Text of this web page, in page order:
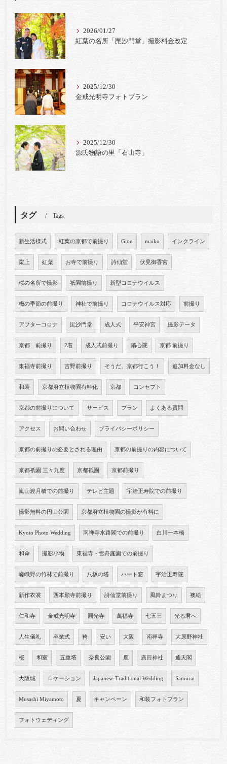
2026/01/27
紅葉の名所「毘沙門堂」撮影料金改定
2025/12/30
金戒光明寺フォトプラン
2025/12/30
源氏物語の里「石山寺」
タグ Tags
新生活様式 紅葉の京都で前撮り Gion maiko インクライン
蹴上 紅葉 お寺で前撮り 詩仙堂 伏見御香宮
桜の名所で撮影 祇園前撮り 新型コロナウイルス
梅の季節の前撮り 神社で前撮り コロナウイルス対応 前撮り
アフターコロナ 毘沙門堂 成人式 平安神宮 撮影データ
京都 前撮り 2着 成人式前撮り 隋心院 京都 前撮り
東福寺前撮り 吉野前撮り そうだ、京都行こう！ 追加料金なし
和装 京都府立植物園有料化 京都 コンセプト
京都の前撮りについて サービス プラン よくある質問
アクセス お問い合わせ プライバシーポリシー
京都の前撮りの必要とされる理由 京都の前撮りの内容について
京都祇園 三々九度 京都祇園 京都前撮り
嵐山渡月橋での前撮り テレビ主題 宇治正寿院での前撮り
撮影無料の円山公園 京都府立植物園の撮影が有料に
Kyoto Photo Wedding 南禅寺水路閣での前撮り 白川一本橋
和傘 撮影小物 東福寺・雪舟庭園での前撮り
嵯峨野の竹林で前撮り 八坂の塔 ハート窓 宇治正寿院
新作衣裳 西本願寺前撮り 詩仙堂前撮り 風鈴まつり 襖絵
仁和寺 金戒光明寺 圓光寺 萬福寺 七五三 光る君へ
人生儀礼 卒業式 袴 安い 大阪 南禅寺 大原野神社
桜 和室 五重塔 奈良公園 鹿 廣田神社 通天閣
大阪城 ロケーション Japanese Traditional Wedding Samurai
Musashi Miyamoto 夏 キャンペーン 和装フォトプラン
フォトウェディング